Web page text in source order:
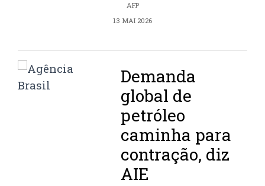
AFP
13 MAI 2026
Demanda
global de
petróleo
caminha para
contração, diz
AIE